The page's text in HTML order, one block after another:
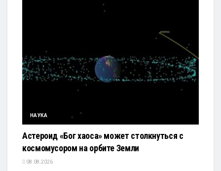
НАУКА
Астероид «Бог хаоса» может столкнуться с
космомусором на орбите Земли
08.08.2026